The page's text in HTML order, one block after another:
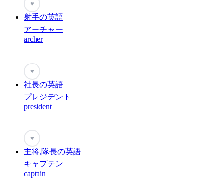
♥
射手の英語
アーチャー
archer
♥
社長の英語
プレジデント
president
♥
主将,隊長の英語
キャプテン
captain